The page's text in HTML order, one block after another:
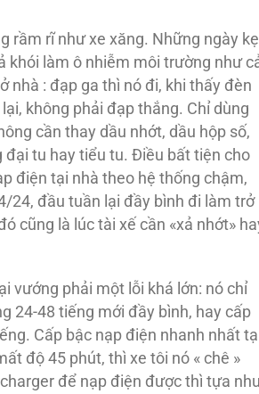
rầm rĩ như xe xăng. Những ngày
khói làm ô nhiễm môi trường như
nhà : đạp ga thì nó đi, khi thấy đèn
không phải đạp thắng. Chỉ dùng
cần thay dầu nhớt, dầu hộp số,
đại tu hay tiểu tu. Điều bất tiện cho
điện tại nhà theo hệ thống chậm,
24, đầu tuần lại đầy bình đi làm trở
cũng là lúc tài xế cần «xả nhớt»
vướng phải một lỗi khá lớn: nó chỉ
24-48 tiếng mới đầy bình, hay cấp
Cấp bậc nạp điện nhanh nhất
độ 45 phút, thì xe tôi nó « chê »
để nạp điện được thì tựa